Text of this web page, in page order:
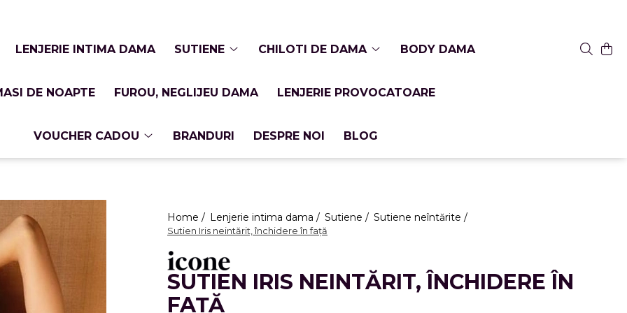
LENJERIE INTIMA DAMA SUTIENE CHILOTI DE DAMA BODY DAMA
DE NOAPTE FUROU, NEGLIJEU DAMA LENJERIE PROVOCATOARE
VOUCHER CADOU BRANDURI DESPRE NOI BLOG
Home / Lenjerie intima dama / Sutiene / Sutiene neîntărite /
Sutien Iris neintărit, închidere în față
SUTIEN IRIS NEINTĂRIT, ÎNCHIDERE ÎN
FAȚĂ